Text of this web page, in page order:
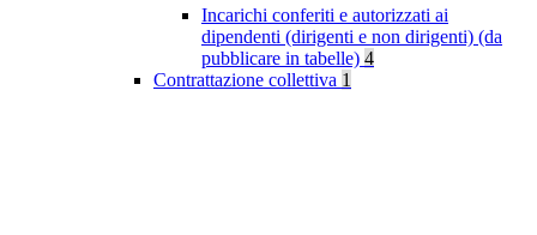
Incarichi conferiti e autorizzati ai
dipendenti (dirigenti e non dirigenti) (da
pubblicare in tabelle) 4
Contrattazione collettiva 1